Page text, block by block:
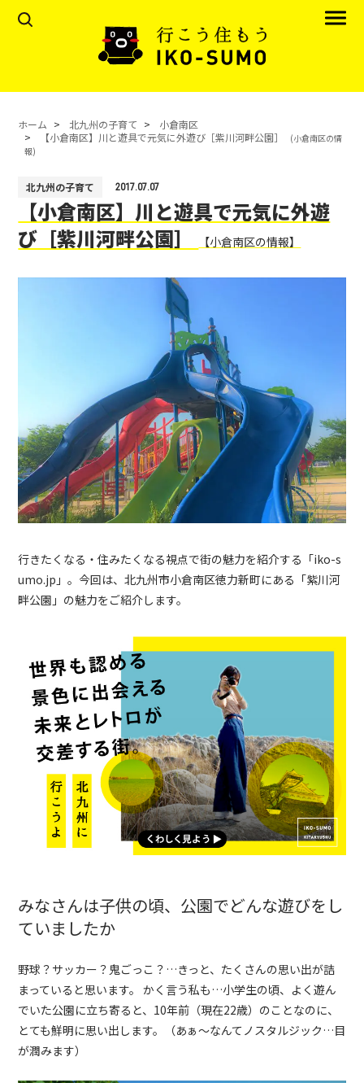
ホーム 北九州の子育て
小倉南区
【小倉南区】川と遊具で元気に外遊び［紫川河畔公園］
(小倉南区の情
報)
北九州の子育て 2017.07.07
【小倉南区】川と遊具で元気に外遊
び［紫川河畔公園］
【小倉南区の情報】
行きたくなる・住みたくなる視点で街の魅力を紹介する「iko-s
umo.jp」。今回は、北九州市小倉南区徳力新町にある「紫川河
畔公園」の魅力をご紹介します。
みなさんは子供の頃、公園でどんな遊びをし
ていましたか
野球？サッカー？鬼ごっこ？…きっと、たくさんの思い出が詰
まっていると思います。
かく言う私も…小学生の頃、よく遊ん
でいた公園に立ち寄ると、10年前（現在22歳）のことなのに、
とても鮮明に思い出します。（あぁ〜なんてノスタルジック…目
が潤みます）